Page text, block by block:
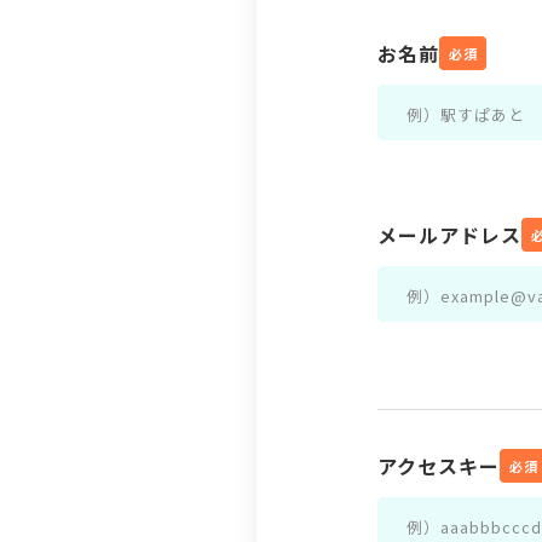
お名前 必須
メールアドレス
アクセスキー 必須